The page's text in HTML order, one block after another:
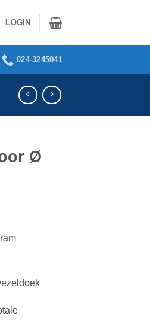
LOGIN
024-3245041
Ø